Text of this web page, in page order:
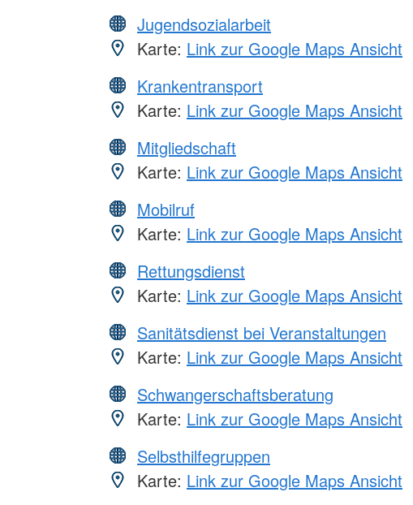
Jugendsozialarbeit
Karte: Link zur Google Maps Ansicht
Krankentransport
Karte: Link zur Google Maps Ansicht
Mitgliedschaft
Karte: Link zur Google Maps Ansicht
Mobilruf
Karte: Link zur Google Maps Ansicht
Rettungsdienst
Karte: Link zur Google Maps Ansicht
Sanitätsdienst bei Veranstaltungen
Karte: Link zur Google Maps Ansicht
Schwangerschaftsberatung
Karte: Link zur Google Maps Ansicht
Selbsthilfegruppen
Karte: Link zur Google Maps Ansicht